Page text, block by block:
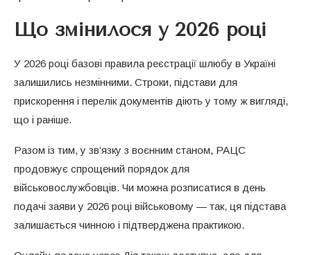
Що змінилося у 2026 році
У 2026 році базові правила реєстрації шлюбу в Україні
залишились незмінними. Строки, підстави для
прискорення і перелік документів діють у тому ж вигляді,
що і раніше.
Разом із тим, у зв’язку з воєнним станом, РАЦС
продовжує спрощений порядок для
військовослужбовців. Чи можна розписатися в день
подачі заяви у 2026 році військовому — так, ця підстава
залишається чинною і підтверджена практикою.